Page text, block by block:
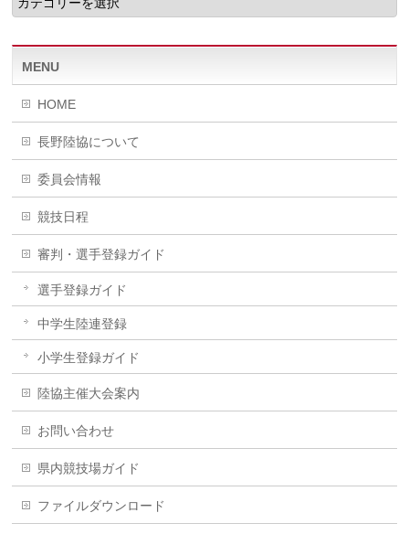
MENU
HOME
長野陸協について
委員会情報
競技日程
審判・選手登録ガイド
選手登録ガイド
中学生陸連登録
小学生登録ガイド
陸協主催大会案内
お問い合わせ
県内競技場ガイド
ファイルダウンロード